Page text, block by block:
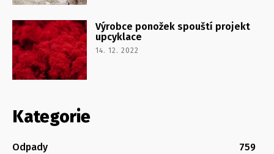
Výrobce ponožek spouští projekt
upcyklace
14. 12. 2022
Kategorie
Odpady
759